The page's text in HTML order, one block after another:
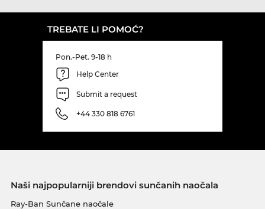
TREBATE LI POMOĆ?
Pon.-Pet. 9-18 h
Help Center
Submit a request
+44 330 818 6761
Naši najpopularniji brendovi sunčanih naočala
Ray-Ban Sunčane naočale